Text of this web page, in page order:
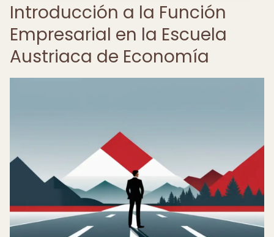
Introducción a la Función
Empresarial en la Escuela
Austriaca de Economía